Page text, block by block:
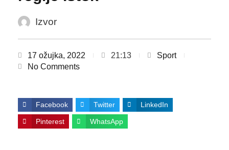
Izvor
17 ožujka, 2022 21:13
Sport
No Comments
Facebook Twitter LinkedIn
Pinterest WhatsApp